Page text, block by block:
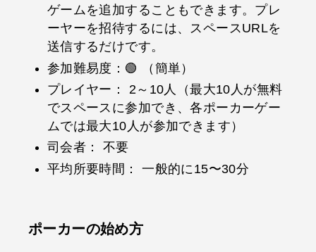
ゲームを追加することもできます。プレ
ーヤーを招待するには、スペースURLを
送信するだけです。
参加難易度：🟢 （簡単）
プレイヤー： 2～10人（最大10人が無料
でスペースに参加でき、各ポーカーゲー
ムでは最大10人が参加できます）
司会者： 不要
平均所要時間： 一般的に15〜30分
ポーカーの始め方